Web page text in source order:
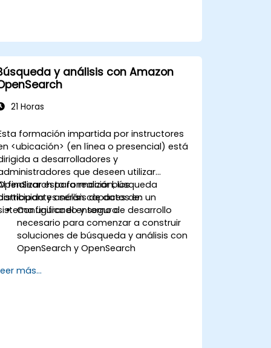
y análisis con Amazon
21 Horas
formación impartida por instructores
<ubicación> (en línea o presencial) está
a desarrolladores y
que deseen utilizar
para realizar búsqueda
y análisis de datos en un
unificado y seguro.
finalizar esta formación, los
serán capaces de:
Configurar el entorno de desarrollo
necesario para comenzar a construir
soluciones de búsqueda y análisis con
OpenSearch y OpenSearch
Comprender los tres enfoques
más...